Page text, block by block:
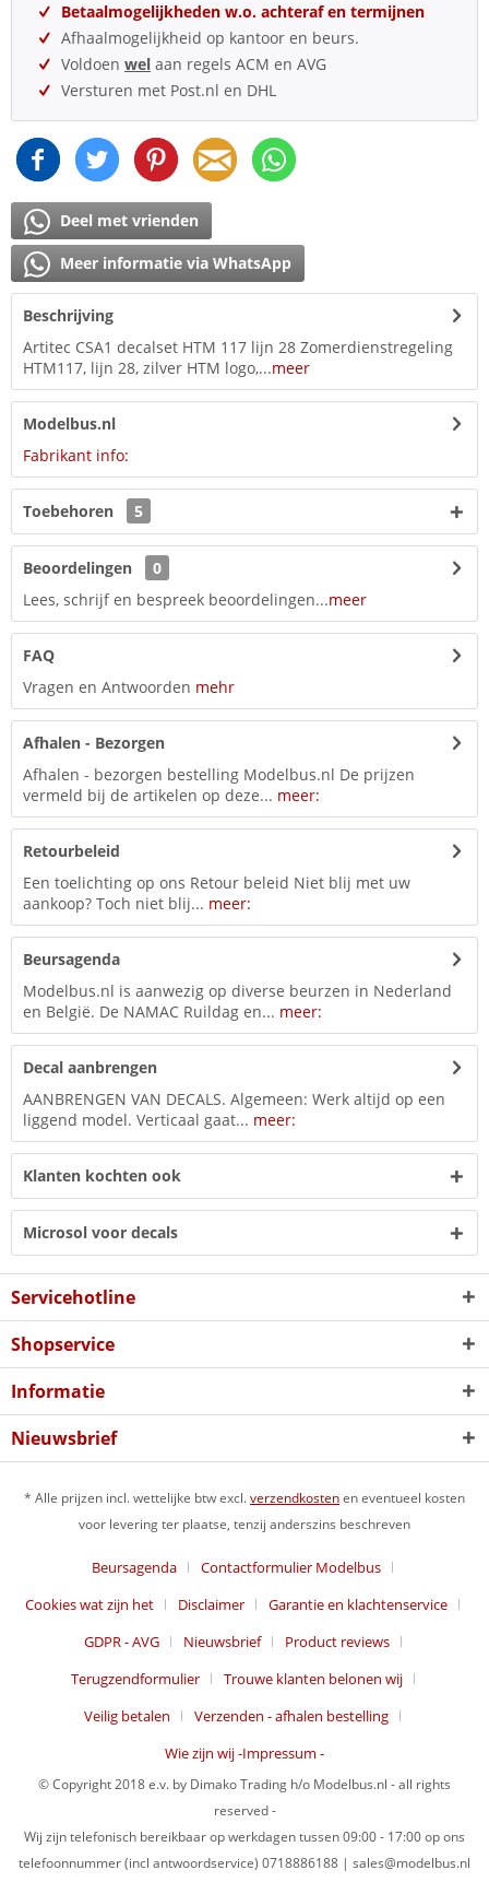
Betaalmogelijkheden w.o. achteraf en termijnen
Afhaalmogelijkheid op kantoor en beurs.
Voldoen wel aan regels ACM en AVG
Versturen met Post.nl en DHL
Deel met vrienden
Meer informatie via WhatsApp
Beschrijving
Artitec CSA1 decalset HTM 117 lijn 28 Zomerdienstregeling
HTM117, lijn 28, zilver HTM logo,...meer
Modelbus.nl
Fabrikant info:
Toebehoren 5
Beoordelingen
0
Lees, schrijf en bespreek beoordelingen...meer
FAQ
Vragen en Antwoorden mehr
Afhalen - Bezorgen
Afhalen - bezorgen bestelling Modelbus.nl De prijzen
vermeld bij de artikelen op deze... meer:
Retourbeleid
Een toelichting op ons Retour beleid Niet blij met uw
aankoop? Toch niet blij... meer:
Beursagenda
Modelbus.nl is aanwezig op diverse beurzen in Nederland
en België. De NAMAC Ruildag en... meer:
Decal aanbrengen
AANBRENGEN VAN DECALS. Algemeen: Werk altijd op een
liggend model. Verticaal gaat... meer:
Klanten kochten ook
Microsol voor decals
Servicehotline
Shopservice
Informatie
Nieuwsbrief
* Alle prijzen incl. wettelijke btw excl.verzendkostenen eventueel kosten
voor levering ter plaatse, tenzij anderszins beschreven
Beursagenda
Contactformulier Modelbus
Cookies wat zijn het
Disclaimer
Garantie en klachtenservice
GDPR - AVG
Nieuwsbrief
Product reviews
Terugzendformulier
Trouwe klanten belonen wij
Veilig betalen
Verzenden - afhalen bestelling
Wie zijn wij -Impressum -
© Copyright 2018 e.v. by Dimako Trading h/o Modelbus.nl - all rights
reserved -
Wij zijn telefonisch bereikbaar op werkdagen tussen 09:00 - 17:00 op ons
telefoonnummer (incl antwoordservice) 0718886188 | sales@modelbus.nl